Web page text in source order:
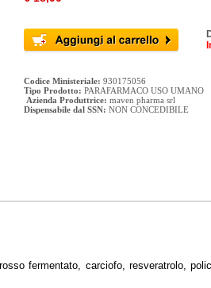
Codice Ministeriale: 930175056
Tipo Prodotto: PARAFARMACO USO UMANO
Azienda Produttrice: maven pharma srl
Dispensabile dal SSN: NON CONCEDIBILE
fermentato, carciofo, resveratrolo,